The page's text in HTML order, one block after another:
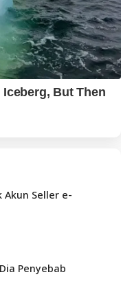
Akun Seller e-
Penyebab